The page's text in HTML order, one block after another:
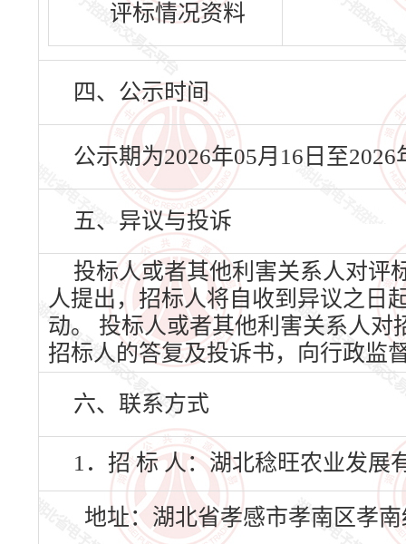
评标情况资料
四、公示时间
公示期为2026年05月16日至
五、异议与投诉
投标人或者其他利害关系人对评
人提出，招标人将自收到异议之日
动。 投标人或者其他利害关系人
招标人的答复及投诉书，向行政监
六、联系方式
1．招 标 人：湖北稔旺农业发展
地址：湖北省孝感市孝南区孝